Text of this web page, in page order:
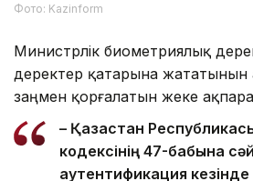
Фото: Kazinform
Министрлік биометриялық
деректер қатарына жататынын
заңмен қорғалатын жеке
– Қазақстан
кодексінің 47-бабына
аутентификация